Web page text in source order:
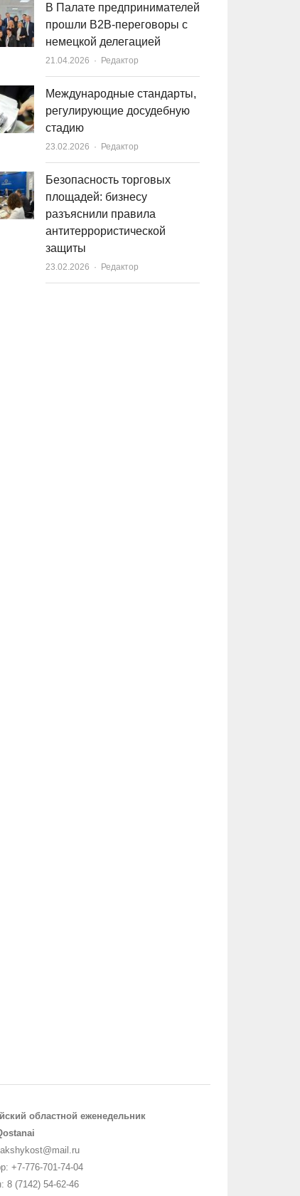
В Палате предпринимателей
прошли B2B-переговоры с
немецкой делегацией
21.04.2026 Author
Редактор
Международные стандарты,
регулирующие досудебную
стадию
23.02.2026 Author
Редактор
Безопасность торговых
площадей: бизнесу
разъяснили правила
антитеррористической
защиты
23.02.2026 Author
Редактор
областной еженедельник
+7-776-701-74-04
8 (7142) 54-62-46